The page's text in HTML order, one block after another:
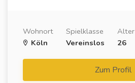
Wohnort
Köln
Spielklasse
Vereinslos
Alter
26
Zum Profil